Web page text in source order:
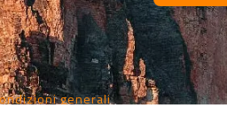
generali